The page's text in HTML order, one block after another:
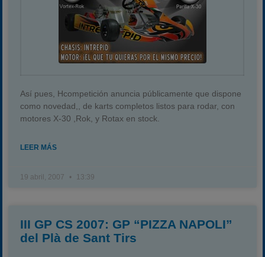
Así pues, Hcompetición anuncia públicamente que dispone
como novedad,, de karts completos listos para rodar, con
motores X-30 ,Rok, y Rotax en stock.
LEER MÁS
19 abril, 2007 13:39
III GP CS 2007: GP “PIZZA NAPOLI”
del Plà de Sant Tirs